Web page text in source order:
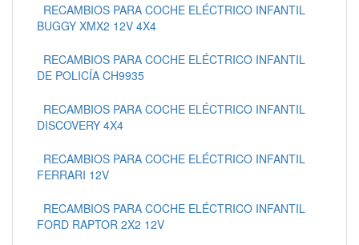
RECAMBIOS PARA COCHE ELÉCTRICO INFANTIL
BUGGY XMX2 12V 4X4
RECAMBIOS PARA COCHE ELÉCTRICO INFANTIL
DE POLICÍA CH9935
RECAMBIOS PARA COCHE ELÉCTRICO INFANTIL
DISCOVERY 4X4
RECAMBIOS PARA COCHE ELÉCTRICO INFANTIL
FERRARI 12V
RECAMBIOS PARA COCHE ELÉCTRICO INFANTIL
FORD RAPTOR 2X2 12V